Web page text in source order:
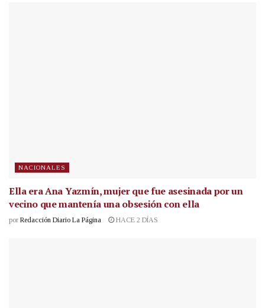
NACIONALES
Ella era Ana Yazmín, mujer que fue asesinada por un
vecino que mantenía una obsesión con ella
por Redacción Diario La Página HACE 2 DÍAS